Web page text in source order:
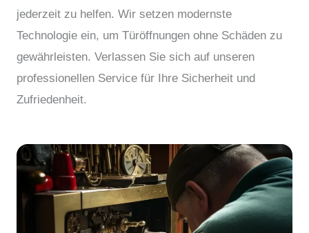
jederzeit zu helfen. Wir setzen modernste
Technologie ein, um Türöffnungen ohne Schäden zu
gewährleisten. Verlassen Sie sich auf unseren
professionellen Service für Ihre Sicherheit und
Zufriedenheit.